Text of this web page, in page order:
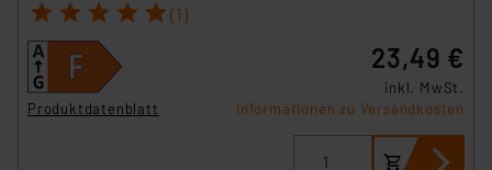
1 2 3 4 5 (1)
Produktdatenblatt
23,49 €
inkl. MwSt.
Informationen zu Versandkosten